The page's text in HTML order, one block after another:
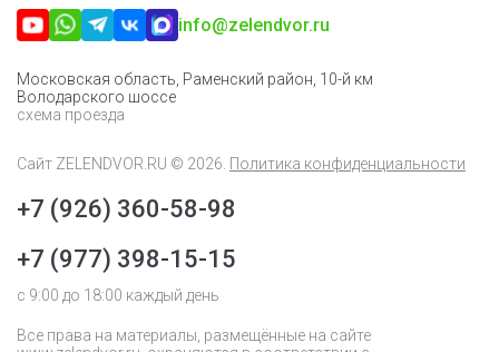
info@zelendvor.ru
Московская область, Раменский район, 10-й км
Володарского шоссе
схема проезда
Сайт ZELENDVOR.RU © 2026. Политика конфиденциальности
+7 (926) 360-58-98
+7 (977) 398-15-15
с 9:00 до 18:00 каждый день
Все права на материалы, размещённые на сайте